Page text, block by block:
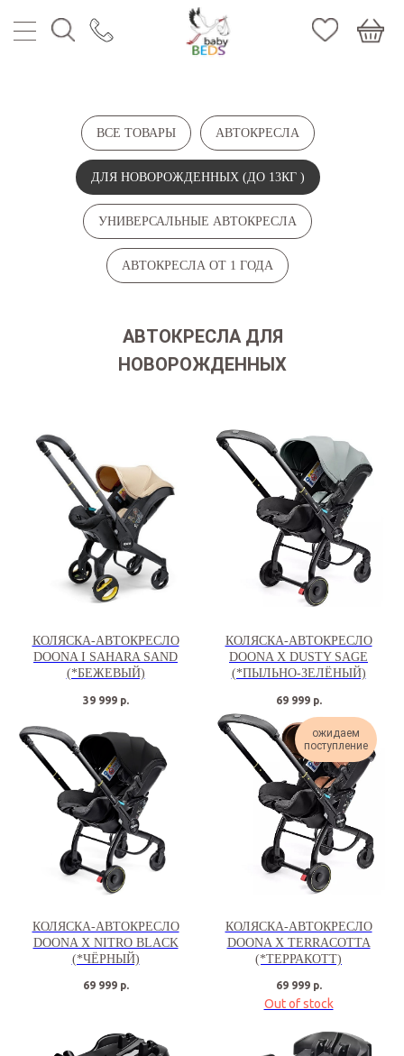
ВСЕ ТОВАРЫ АВТОКРЕСЛА
ДЛЯ НОВОРОЖДЕННЫХ (ДО 13КГ )
УНИВЕРСАЛЬНЫЕ АВТОКРЕСЛА
АВТОКРЕСЛА ОТ 1 ГОДА
АВТОКРЕСЛА ДЛЯ
НОВОРОЖДЕННЫХ
КОЛЯСКА-АВТОКРЕСЛО
DOONA I SAHARA SAND
(*БЕЖЕВЫЙ)
39 999 р.
КОЛЯСКА-АВТОКРЕСЛО
DOONA X DUSTY SAGE
(*ПЫЛЬНО-ЗЕЛЁНЫЙ)
69 999 р.
КОЛЯСКА-АВТОКРЕСЛО
DOONA X NITRO BLACK
(*ЧЁРНЫЙ)
69 999 р.
ожидаем
поступление
КОЛЯСКА-АВТОКРЕСЛО
DOONA X TERRACOTTA
(*ТЕРРАКОТТ)
69 999 р.
Out of stock